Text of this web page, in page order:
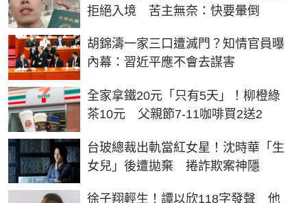
拒絕入境 苦主無奈：快要暈倒
胡錦濤一家三口遭滅門？知情官員曝
內幕：習近平應不會去謀害
全家拿鐵20元「只有5天」！柳橙綠
茶10元 父親節7-11咖啡買2送2
台玻總裁出軌當紅女星！沈時華「生
女兒」後遭拋棄 捲詐欺案神隱
徐子翔輕生！譚以欣118字發聲 他